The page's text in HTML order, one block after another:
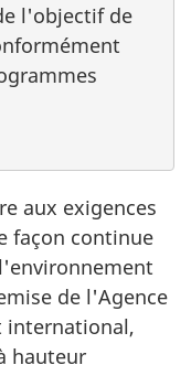
l'objectif de
aux exigences
façon continue
de l'Agence
international,
hauteur